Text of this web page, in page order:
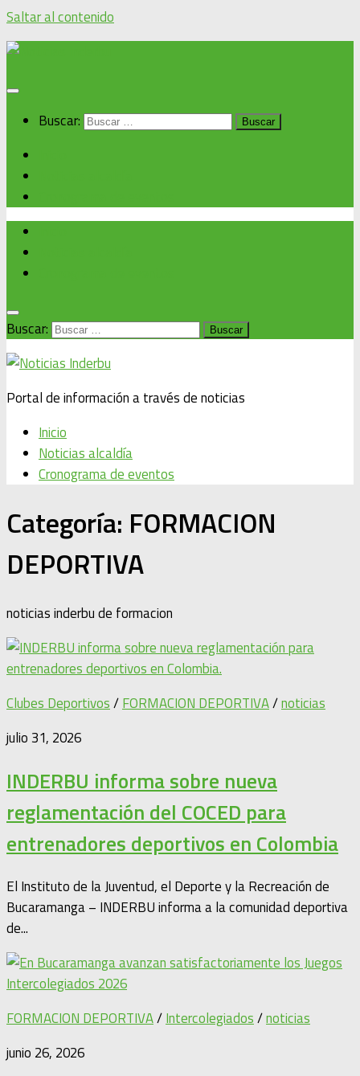
Saltar al contenido
Buscar:
Buscar:
Portal de información a través de noticias
Inicio
Noticias alcaldía
Cronograma de eventos
Categoría: FORMACION
DEPORTIVA
noticias inderbu de formacion
Clubes Deportivos/FORMACION DEPORTIVA/noticias
julio 31, 2026
INDERBU informa sobre nueva
reglamentación del COCED para
entrenadores deportivos en Colombia
El Instituto de la Juventud, el Deporte y la Recreación de
Bucaramanga – INDERBU informa a la comunidad deportiva
de...
FORMACION DEPORTIVA/Intercolegiados/noticias
junio 26, 2026